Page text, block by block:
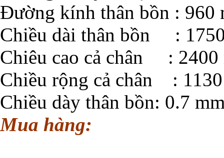
Đường kính thân bồn : 960
Chiều dài thân bồn :
Chiêu cao cả chân : 2400
Chiều rộng cả chân :
Chiều dày thân bồn: 0.7
Mua hàng: